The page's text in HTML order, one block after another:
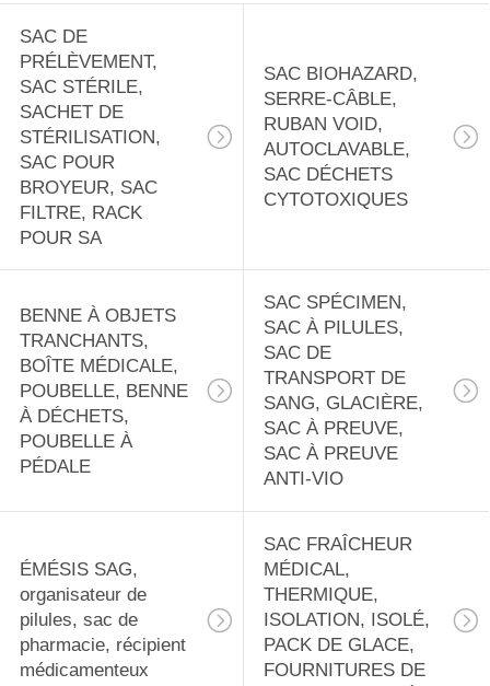
TROUSSE DE
SECOURS, PACK
THÉRAPIE,
CHAUFFRETTE,
COMPRESSE
FROIDE, BOÎTE À
OUTILS, SAC
D'URGENCE
Apertisseurs
jetables, chemise
CPE, manteau de
pluie, bottes en
caoutchouc, cape
de salon
AUTOBAG PRÉ-
OUVERT, FILM DE
MASING, SAC
RÉTRACTABLE,
TUBE PLAT,
SAC DE
PRÉLÈVEMENT,
SAC STÉRILE,
SACHET DE
STÉRILISATION,
SAC POUR
BROYEUR, SAC
FILTRE, RACK
POUR SA
SAC BIOHAZARD,
SERRE-CÂBLE,
RUBAN VOID,
AUTOCLAVABLE,
SAC DÉCHETS
CYTOTOXIQUES
BENNE À OBJETS
TRANCHANTS,
BOÎTE MÉDICALE,
POUBELLE, BENNE
À DÉCHETS,
POUBELLE À
PÉDALE
SAC SPÉCIMEN,
SAC À PILULES,
SAC DE
TRANSPORT DE
SANG, GLACIÈRE,
SAC À PREUVE,
SAC À PREUVE
ANTI-VIO
ÉMÉSIS SAG,
organisateur de
pilules, sac de
pharmacie, récipient
médicamenteux
SAC FRAÎCHEUR
MÉDICAL,
THERMIQUE,
ISOLATION, ISOLÉ,
PACK DE GLACE,
FOURNITURES DE